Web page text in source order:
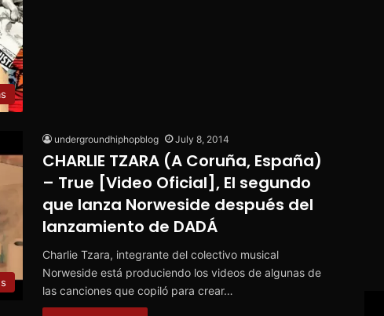
undergroundhiphopblog July 8, 2014
CHARLIE TZARA (A Coruña, España)
– True [Video Oficial], El segundo
que lanza Norweside después del
lanzamiento de DADÁ
Charlie Tzara, integrante del colectivo musical
Norweside está produciendo los videos de algunas de
las canciones que copiló para crear…